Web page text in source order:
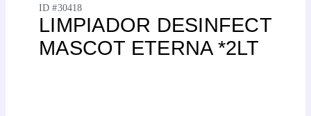
ID #30418
LIMPIADOR DESINFECT
MASCOT ETERNA *2LT